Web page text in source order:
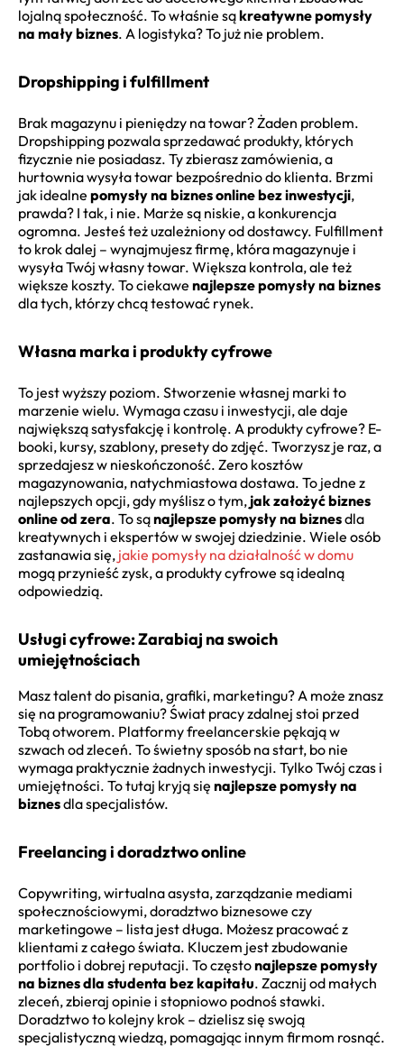
lojalną społeczność. To właśnie sąkreatywne pomysły
na mały biznes. A logistyka? To już nie problem.
Dropshipping i fulfillment
Brak magazynu i pieniędzy na towar? Żaden problem.
Dropshipping pozwala sprzedawać produkty, których
fizycznie nie posiadasz. Ty zbierasz zamówienia, a
hurtownia wysyła towar bezpośrednio do klienta. Brzmi
jak idealne pomysły na biznes online bez inwestycji,
prawda? I tak, i nie. Marże są niskie, a konkurencja
ogromna. Jesteś też uzależniony od dostawcy. Fulfillment
to krok dalej – wynajmujesz firmę, która magazynuje i
wysyła Twój własny towar. Większa kontrola, ale też
większe koszty. To ciekawe najlepsze pomysły na biznes
dla tych, którzy chcą testować rynek.
Własna marka i produkty cyfrowe
To jest wyższy poziom. Stworzenie własnej marki to
marzenie wielu. Wymaga czasu i inwestycji, ale daje
największą satysfakcję i kontrolę. A produkty cyfrowe? E-
booki, kursy, szablony, presety do zdjęć. Tworzysz je raz, a
sprzedajesz w nieskończoność. Zero kosztów
magazynowania, natychmiastowa dostawa. To jedne z
najlepszych opcji, gdy myślisz o tym, jak założyć biznes
online od zera. To sąnajlepsze pomysły na biznesdla
kreatywnych i ekspertów w swojej dziedzinie. Wiele osób
zastanawia się, jakie pomysły na działalność w domu
mogą przynieść zysk, a produkty cyfrowe są idealną
odpowiedzią.
Usługi cyfrowe: Zarabiaj na swoich
umiejętnościach
Masz talent do pisania, grafiki, marketingu? A może znasz
się na programowaniu? Świat pracy zdalnej stoi przed
Tobą otworem. Platformy freelancerskie pękają w
szwach od zleceń. To świetny sposób na start, bo nie
wymaga praktycznie żadnych inwestycji. Tylko Twój czas i
umiejętności. To tutaj kryją się najlepsze pomysły na
biznesdla specjalistów.
Freelancing i doradztwo online
Copywriting, wirtualna asysta, zarządzanie mediami
społecznościowymi, doradztwo biznesowe czy
marketingowe – lista jest długa. Możesz pracować z
klientami z całego świata. Kluczem jest zbudowanie
portfolio i dobrej reputacji. To częstonajlepsze pomysły
na biznes dla studenta bez kapitału. Zacznij od małych
zleceń, zbieraj opinie i stopniowo podnoś stawki.
Doradztwo to kolejny krok – dzielisz się swoją
specjalistyczną wiedzą, pomagając innym firmom rosnąć.